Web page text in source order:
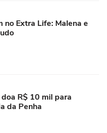
no Extra Life: Malena e
R$ 10 mil para
da Penha